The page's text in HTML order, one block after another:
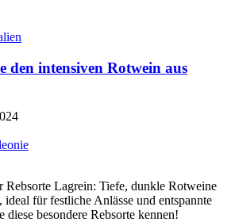
den intensiven Rotwein aus
Rebsorte Lagrein: Tiefe, dunkle Rotweine
für festliche Anlässe und entspannte
diese besondere Rebsorte kennen!